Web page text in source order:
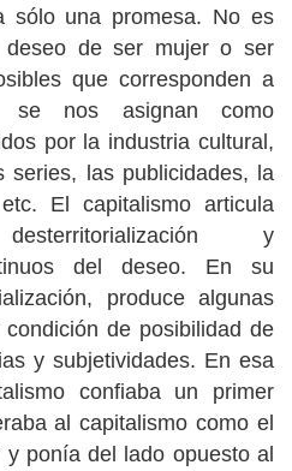
sólo una promesa. No es
deseo de ser mujer o ser
que corresponden a
se nos asignan como
por la industria cultural,
series, las publicidades, la
El capitalismo articula
y
del deseo. En su
produce algunas
de posibilidad de
y subjetividades. En esa
confiaba un primer
al capitalismo como el
y ponía del lado opuesto al